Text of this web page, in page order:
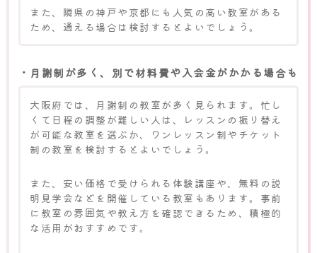
また、隣県の神戸や京都にも人気の高い教室がある
ため、通える場合は検討するとよいでしょう。
・月謝制が多く、別で材料費や入会金がかかる場合も
大阪府では、月謝制の教室が多く見られます。忙し
くて日程の調整が難しい人は、レッスンの振り替え
が可能な教室を選ぶか、ワンレッスン制やチケット
制の教室を検討するとよいでしょう。
また、安い価格で受けられる体験講座や、無料の説
明見学会などを開催している教室もあります。事前
に教室の雰囲気や教え方を確認できるため、積極的
な活用がおすすめです。